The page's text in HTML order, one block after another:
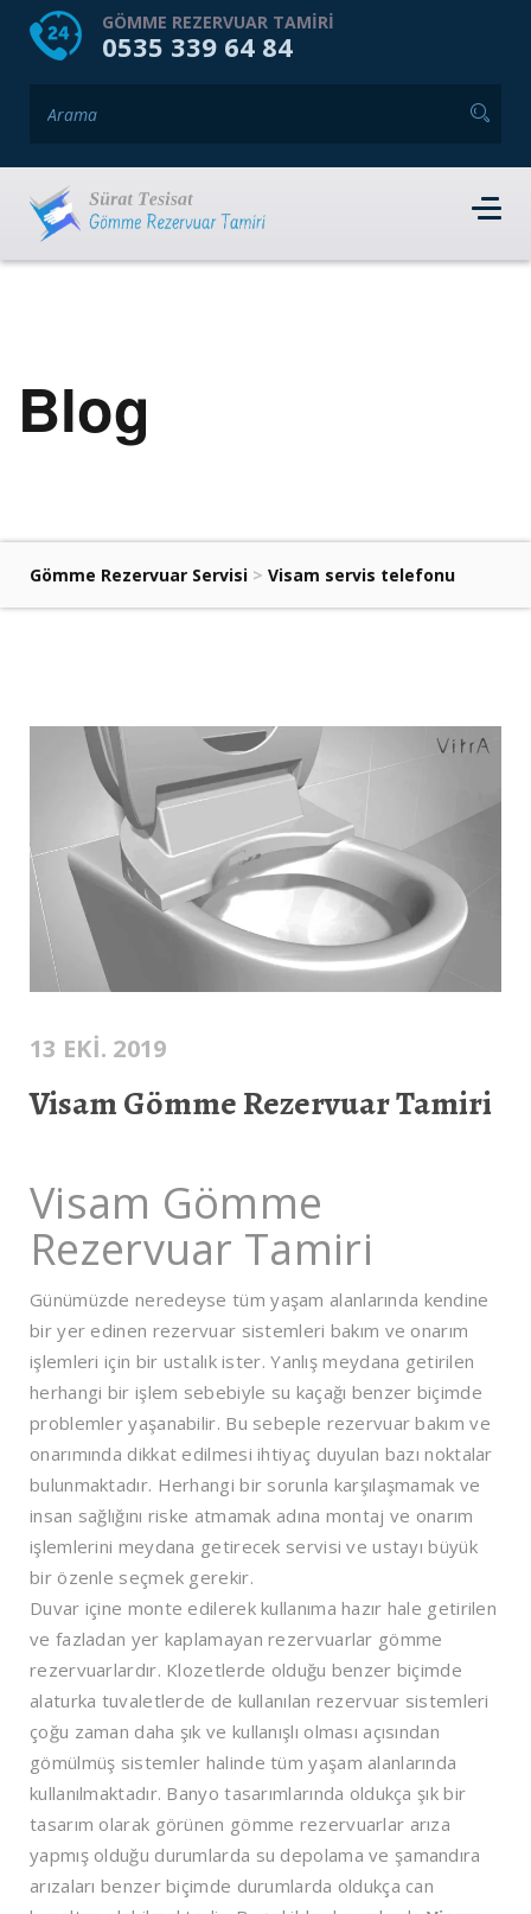
HOME HAKKIMIZDA
GÖMME REZERVUAR TAMIRI
0535 339 64 84
Blog
Gömme Rezervuar Servisi > Visam servis telefonu
13 EKI. 2019
Visam Gömme Rezervuar Tamiri
Visam Gömme
Rezervuar Tamiri
Günümüzde neredeyse tüm yaşam alanlarında kendine
bir yer edinen rezervuar sistemleri bakım ve onarım
işlemleri için bir ustalık ister. Yanlış meydana getirilen
herhangi bir işlem sebebiyle su kaçağı benzer biçimde
problemler yaşanabilir. Bu sebeple rezervuar bakım ve
onarımında dikkat edilmesi ihtiyaç duyulan bazı noktalar
bulunmaktadır. Herhangi bir sorunla karşılaşmamak ve
insan sağlığını riske atmamak adına montaj ve onarım
işlemlerini meydana getirecek servisi ve ustayı büyük
bir özenle seçmek gerekir.
Duvar içine monte edilerek kullanıma hazır hale getirilen
ve fazladan yer kaplamayan rezervuarlar gömme
rezervuarlardır. Klozetlerde olduğu benzer biçimde
alaturka tuvaletlerde de kullanılan rezervuar sistemleri
çoğu zaman daha şık ve kullanışlı olması açısından
gömülmüş sistemler halinde tüm yaşam alanlarında
kullanılmaktadır. Banyo tasarımlarında oldukça şık bir
tasarım olarak görünen gömme rezervuarlar arıza
yapmış olduğu durumlarda su depolama ve şamandıra
arızaları benzer biçimde durumlarda oldukça can